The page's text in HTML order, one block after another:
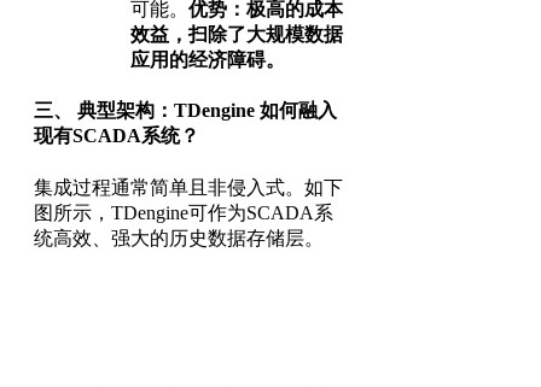
可能。 优势：极高的成本
效益，扫除了大规模数据
应用的经济障碍。
三、 典型架构：TDengine 如何融入
现有SCADA系统？
集成过程通常简单且非侵入式。如下
图所示，TDengine可作为SCADA系
统高效、强大的历史数据存储层。